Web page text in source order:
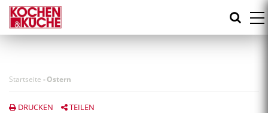
Direkt
zum
Inhalt
Startseite -Ostern
DRUCKEN TEILEN